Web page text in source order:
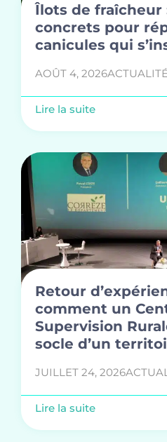
Îlots de fraîcheur
concrets pour
canicules qui
AOÛT 4, 2026ACTUALITÉ
Lire la suite
Retour
comment un
Supervision
socle d’un
JUILLET 24, 2026
Lire la suite